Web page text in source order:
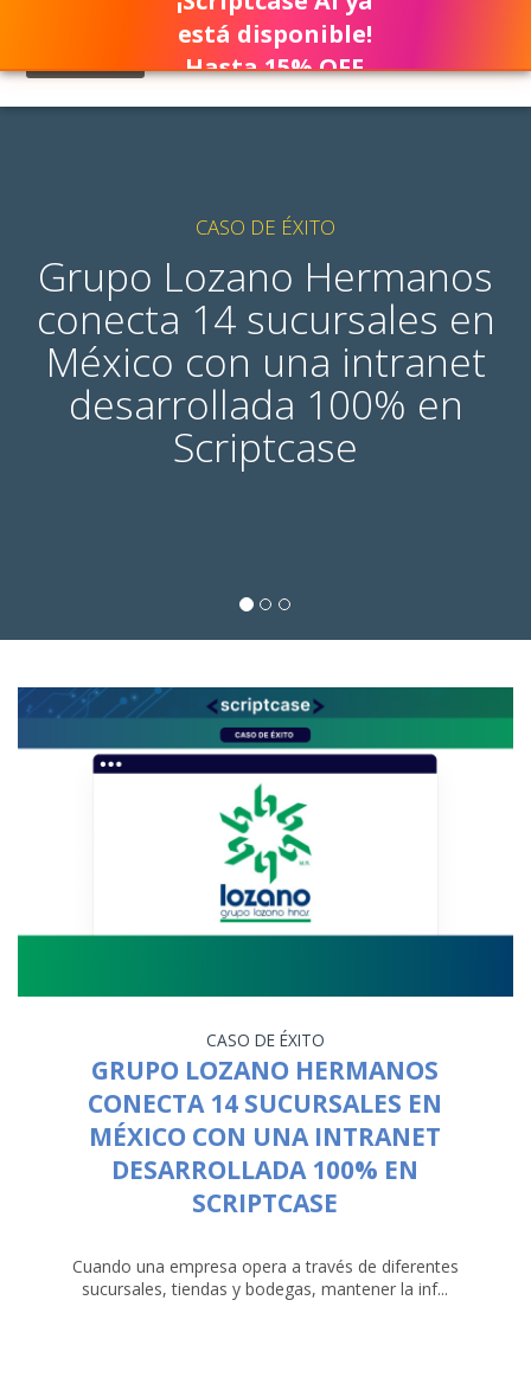
CASO DE ÉXITO
Grupo Lozano Hermanos
conecta 14 sucursales en
México con una intranet
desarrollada 100% en
Scriptcase
CASO DE ÉXITO
GRUPO LOZANO HERMANOS
CONECTA 14 SUCURSALES EN
MÉXICO CON UNA INTRANET
DESARROLLADA 100% EN
SCRIPTCASE
Cuando una empresa opera a través de diferentes
sucursales, tiendas y bodegas, mantener la inf...
está disponible!
Hasta 15% OFF